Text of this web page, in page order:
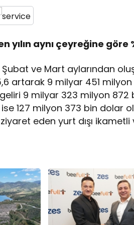
yılın aynı çeyreğine göre
ve Mart aylarından
artarak 9 milyar 451
9 milyar 323 milyon
127 milyon 373 bin dolar
ziyaret eden yurt dışı